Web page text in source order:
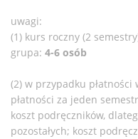
uwagi:
(1) kurs roczny (2
grupa: 4-6 osób
(2) w przypadku
płatności za jeden
koszt podręczników,
pozostałych; koszt